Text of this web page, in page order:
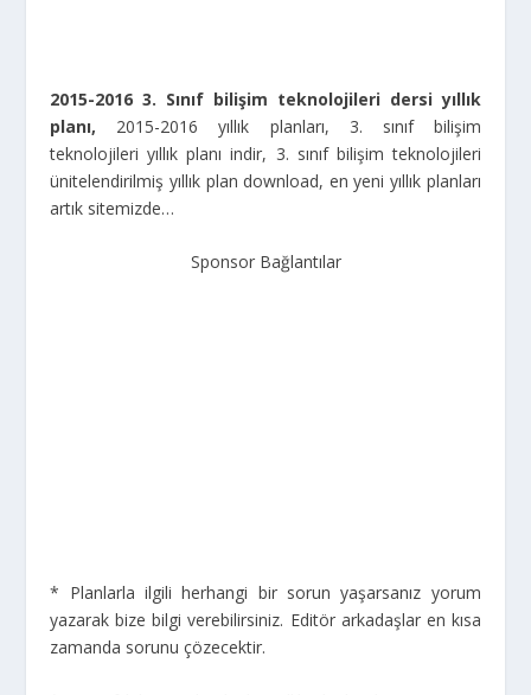
2015-2016 3. Sınıf bilişim teknolojileri dersi yıllık
planı, 2015-2016 yıllık planları, 3. sınıf bilişim
teknolojileri yıllık planı indir, 3. sınıf bilişim teknolojileri
ünitelendirilmiş yıllık plan download, en yeni yıllık planları
artık sitemizde…
Sponsor Bağlantılar
* Planlarla ilgili herhangi bir sorun yaşarsanız yorum
yazarak bize bilgi verebilirsiniz. Editör arkadaşlar en kısa
zamanda sorunu çözecektir.